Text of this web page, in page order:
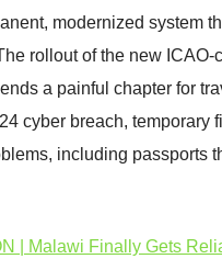
modernized system
rollout of the new ICAO-
a painful chapter for
cyber breach, temporary
including passports
| Malawi Finally Gets